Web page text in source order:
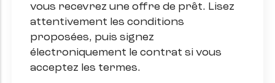
vous recevrez une offre de prêt. Lisez
attentivement les conditions
proposées, puis signez
électroniquement le contrat si vous
acceptez les termes.